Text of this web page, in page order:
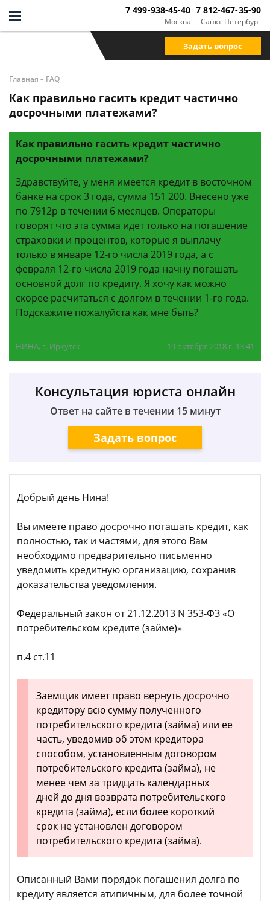
Москва
7 499-938-45-40
Санкт-Петербург
7 812-467-35-90
Задать вопрос
Главная - FAQ
Как правильно гасить кредит частично
досрочными платежами?
Как правильно гасить кредит частично
досрочными платежами?
Здравствуйте, у меня имеется кредит в восточном
банке на срок 3 года, сумма 151 200. Внесено уже
по 7912р в течении 6 месяцев. Операторы
говорят что эта сумма идет только на погашение
страховки и процентов, которые я выплачу
только в январе 12-го числа 2019 года, а с
февраля 12-го числа 2019 года начну погашать
основной долг по кредиту. Я хочу как можно
скорее расчитаться с долгом в течении 1-го года.
Подскажите пожалуйста как мне быть?
НИНА, г. Иркутск 19 октября 2018 г. 13:41
Консультация юриста онлайн
Ответ на сайте в течении 15 минут
Задать вопрос
Добрый день Нина!
Вы имеете право досрочно погашать кредит, как
полностью, так и частями, для этого Вам
необходимо предварительно письменно
уведомить кредитную организацию, сохранив
доказательства уведомления.
Федеральный закон от 21.12.2013 N 353-ФЗ «О
потребительском кредите (займе)»
п.4 ст.11
Заемщик имеет право вернуть досрочно
кредитору всю сумму полученного
потребительского кредита (займа) или ее
часть, уведомив об этом кредитора
способом, установленным договором
потребительского кредита (займа), не
менее чем за тридцать календарных
дней до дня возврата потребительского
кредита (займа), если более короткий
срок не установлен договором
потребительского кредита (займа).
Описанный Вами порядок погашения долга по
кредиту является атипичным, для более точной